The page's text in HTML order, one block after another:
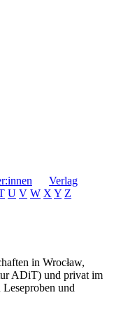
Verlag
U V W X Y Z
in Wrocław,
ADiT) und privat im
und